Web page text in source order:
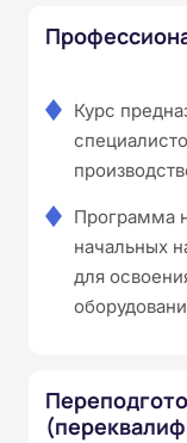
Курс
Программа
начальных
для